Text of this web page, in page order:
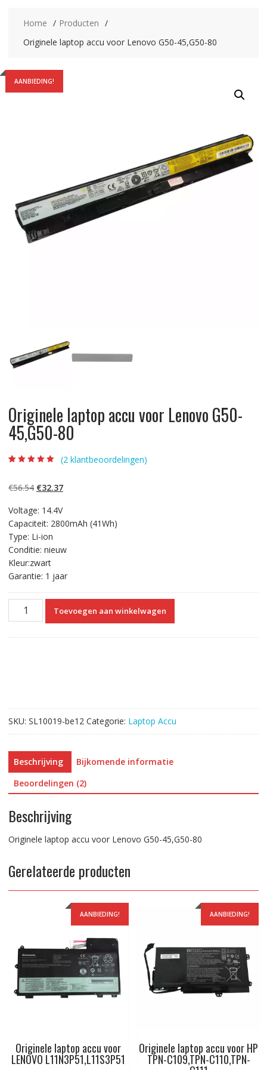
Home
Producten
Originele laptop accu voor Lenovo G50-45,G50-80
AANBIEDING!
Originele laptop accu voor Lenovo G50-
45,G50-80
gebaseerd op
klantbeoordelinge
(2 klantbeoordelingen)
€56.54 Oorspronkelijke
was:
€56.54.
€32.37Huidige
€32.37.
Voltage: 14.4V
Capaciteit: 2800mAh (41Wh)
Type: Li-ion
Conditie: nieuw
Kleur:zwart
Garantie: 1 jaar
Originele
aantal
Toevoegen aan winkelwagen
SKU: SL10019-be12 Categorie: Laptop Accu
Beschrijving
Bijkomende informatie
Beoordelingen (2)
Beschrijving
Originele laptop accu voor Lenovo G50-45,G50-80
Gerelateerde producten
AANBIEDING!
Originele laptop accu voor
LENOVO L11N3P51,L11S3P51
AANBIEDING!
Originele laptop accu voor HP
TPN-C109,TPN-C110,TPN-